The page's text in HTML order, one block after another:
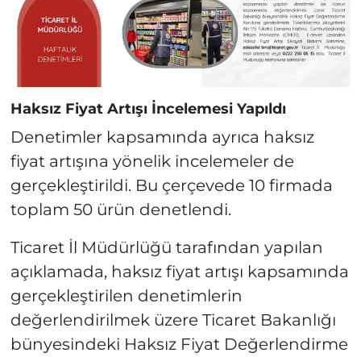
Haksız Fiyat Artışı İncelemesi Yapıldı
Denetimler kapsamında ayrıca haksız
fiyat artışına yönelik incelemeler de
gerçekleştirildi. Bu çerçevede 10 firmada
toplam 50 ürün denetlendi.
Ticaret İl Müdürlüğü tarafından yapılan
açıklamada, haksız fiyat artışı kapsamında
gerçekleştirilen denetimlerin
değerlendirilmek üzere Ticaret Bakanlığı
bünyesindeki Haksız Fiyat Değerlendirme